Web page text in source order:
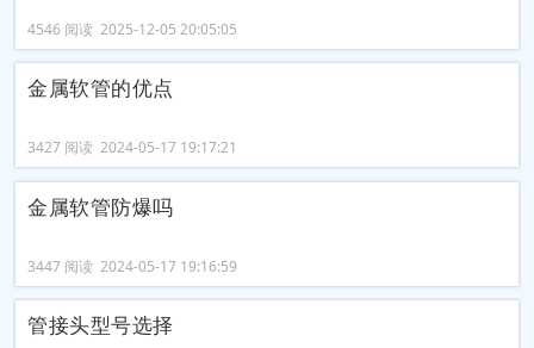
4546 阅读 2025-12-05 20:05:05
金属软管的优点
3427 阅读 2024-05-17 19:17:21
金属软管防爆吗
3447 阅读 2024-05-17 19:16:59
管接头型号选择